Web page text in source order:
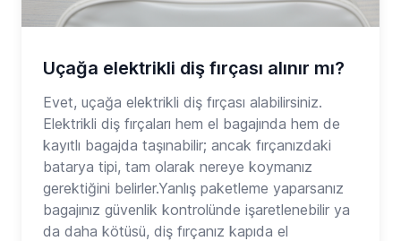
Uçağa elektrikli diş fırçası alınır mı?
Evet, uçağa elektrikli diş fırçası alabilirsiniz.
Elektrikli diş fırçaları hem el bagajında hem de
kayıtlı bagajda taşınabilir; ancak fırçanızdaki
batarya tipi, tam olarak nereye koymanız
gerektiğini belirler.Yanlış paketleme yaparsanız
bagajınız güvenlik kontrolünde işaretlenebilir ya
da daha kötüsü, diş fırçanız kapıda el